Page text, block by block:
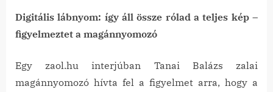
Posted
on
2026-
07-09
By
tanai
Digitális lábnyom: így áll össze rólad a teljes kép –
figyelmeztet a magánnyomozó
Egy zaol.hu interjúban Tanai Balázs zalai
magánnyomozó hívta fel a figyelmet arra, hogy a